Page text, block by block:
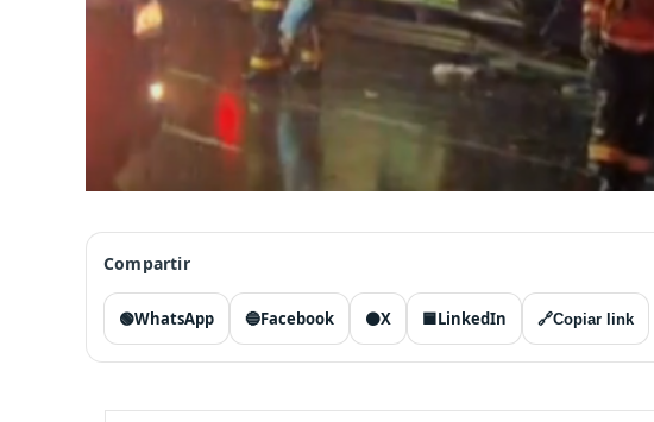
Compartir
🟢WhatsApp 🔵Facebook ⚫X 🟦LinkedIn 🔗Copiar link